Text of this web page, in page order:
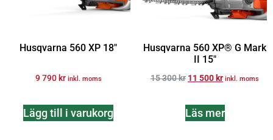
Husqvarna 560 XP 18″
9 790kr inkl. moms
Lägg till i varukorg
Husqvarna 560 XP® G Mark
II 15″
15 300kr 11 500kr inkl. moms
Läs mer